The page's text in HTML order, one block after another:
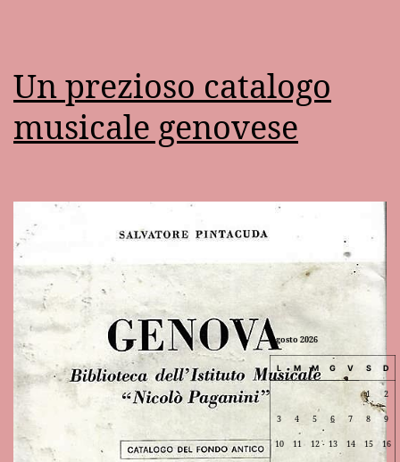
Un prezioso catalogo
musicale genovese
Agosto 2026
L M M G V S D
1 2
3 4 5 6 7 8 9
10 11 12 13 14 15 16